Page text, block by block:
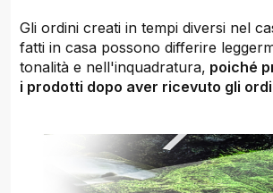
Gli ordini creati in tempi diversi nel
fatti in casa possono differire
tonalità e nell'inquadratura, poiché
i prodotti dopo aver ricevuto gli